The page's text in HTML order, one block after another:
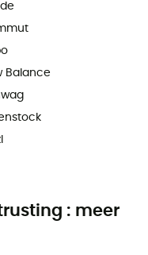
Balance
: meer